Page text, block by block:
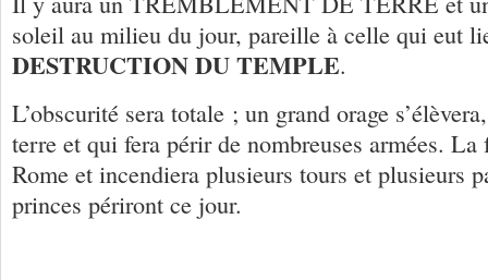
soleil au milieu du jour, pareille à celle qui eut
DESTRUCTION DU TEMPLE.
L’obscurité sera totale ; un grand orage
terre et qui fera périr de nombreuses armées. La
Rome et incendiera plusieurs tours et plusieurs
princes périront ce jour.